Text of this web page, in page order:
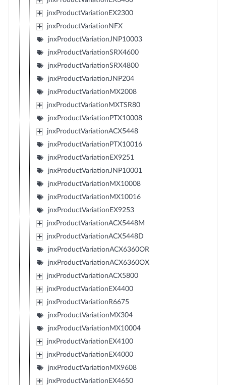
jnxProductVariationEX2300
jnxProductVariationNFX
jnxProductVariationJNP10003
jnxProductVariationSRX4600
jnxProductVariationSRX4800
jnxProductVariationJNP204
jnxProductVariationMX2008
jnxProductVariationMXTSR80
jnxProductVariationPTX10008
jnxProductVariationACX5448
jnxProductVariationPTX10016
jnxProductVariationEX9251
jnxProductVariationJNP10001
jnxProductVariationMX10008
jnxProductVariationMX10016
jnxProductVariationEX9253
jnxProductVariationACX5448M
jnxProductVariationACX5448D
jnxProductVariationACX6360OR
jnxProductVariationACX6360OX
jnxProductVariationACX5800
jnxProductVariationEX4400
jnxProductVariationR6675
jnxProductVariationMX304
jnxProductVariationMX10004
jnxProductVariationEX4100
jnxProductVariationEX4000
jnxProductVariationMX9608
jnxProductVariationEX4650